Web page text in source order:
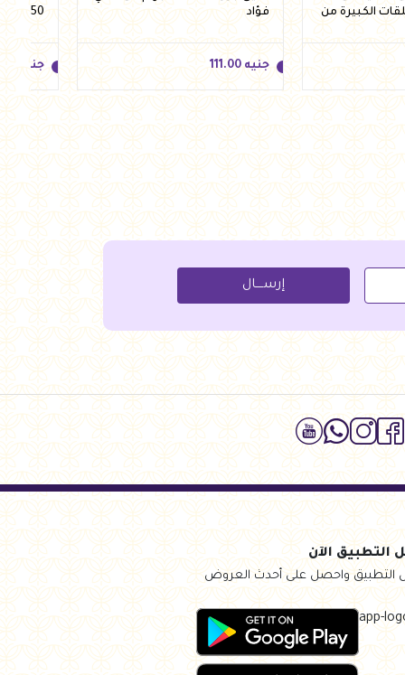
الكبيرة من
فؤاد
جنيه 111.00
جنيه 111.00
أضف للسلة
250 جرام من فيردي
جنيه
جنيه
إرســــال
التطبيق الآن
التطبيق واحصل على أحدث العروض